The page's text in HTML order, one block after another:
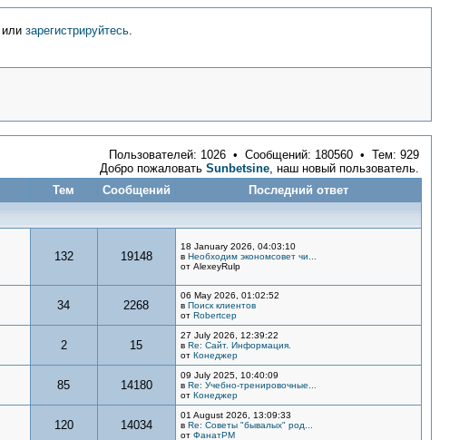
или зарегистрируйтесь.
Пользователей: 1026 • Сообщений: 180560 • Тем: 929
Добро пожаловать Sunbetsine, наш новый пользователь.
Тем Сообщений
Последний ответ
132 19148
18 January 2026, 04:03:10
в Необходим экономсовет чи...
от AlexeyRulp
34 2268
06 May 2026, 01:02:52
в Поиск клиентов
от Robertcep
2 15
27 July 2026, 12:39:22
в Re: Сайт. Информация.
от Конеджер
85 14180
09 July 2025, 10:40:09
в Re: Учебно-тренировочные...
от Конеджер
120 14034
01 August 2026, 13:09:33
в Re: Советы "бывалых" род...
от ФанатРМ